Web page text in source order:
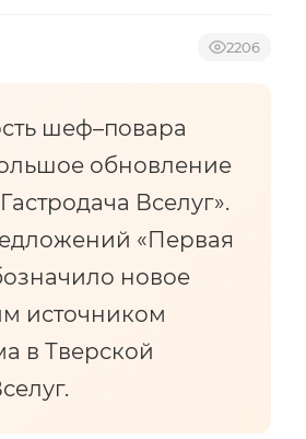
2206
шеф–повара
обновление
Вселуг».
«Первая
новое
источником
в Тверской